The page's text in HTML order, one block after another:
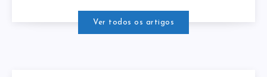
Ver todos os artigos